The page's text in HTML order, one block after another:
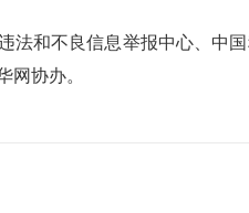
和不良信息举报中心、中国
网协办。